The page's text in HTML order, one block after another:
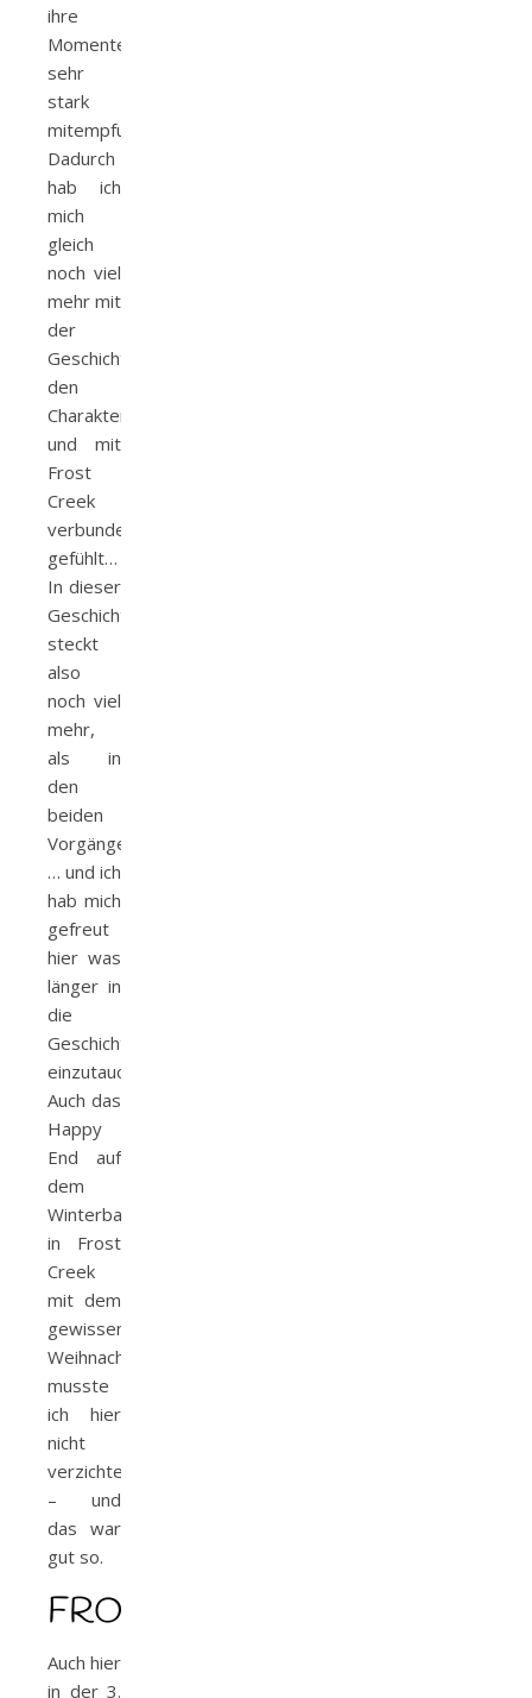
ihre
Momente
sehr
stark
mitempfunden.
Dadurch
hab ich
mich
gleich
noch viel
mehr mit
der
Geschichte,
den
Charakteren
und mit
Frost
Creek
verbunden
gefühlt…
In dieser
Geschichte
steckt
also
noch viel
mehr,
als in
den
beiden
Vorgängern
… und ich
hab mich
gefreut
hier was
länger in
die
Geschichte
einzutauchen.
Auch das
Happy
End auf
dem
Winterball
in Frost
Creek
mit dem
gewissen
Weihnachtszauber
musste
ich hier
nicht
verzichten
– und
das war
gut so.
FROSTMAGIE
Auch hier
in der 3.